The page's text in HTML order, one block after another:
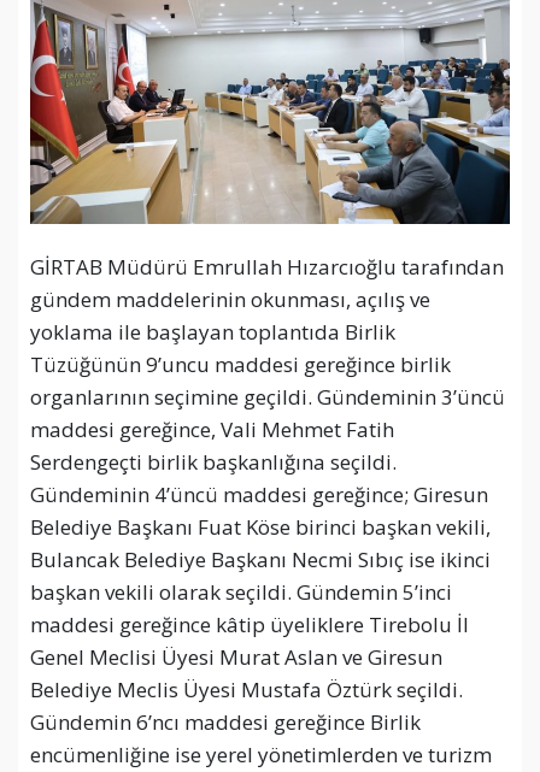
GİRTAB Müdürü Emrullah Hızarcıoğlu tarafından
gündem maddelerinin okunması, açılış ve
yoklama ile başlayan toplantıda Birlik
Tüzüğünün 9’uncu maddesi gereğince birlik
organlarının seçimine geçildi. Gündeminin 3’üncü
maddesi gereğince, Vali Mehmet Fatih
Serdengeçti birlik başkanlığına seçildi.
Gündeminin 4’üncü maddesi gereğince; Giresun
Belediye Başkanı Fuat Köse birinci başkan vekili,
Bulancak Belediye Başkanı Necmi Sıbıç ise ikinci
başkan vekili olarak seçildi. Gündemin 5’inci
maddesi gereğince kâtip üyeliklere Tirebolu İl
Genel Meclisi Üyesi Murat Aslan ve Giresun
Belediye Meclis Üyesi Mustafa Öztürk seçildi.
Gündemin 6’ncı maddesi gereğince Birlik
encümenliğine ise yerel yönetimlerden ve turizm